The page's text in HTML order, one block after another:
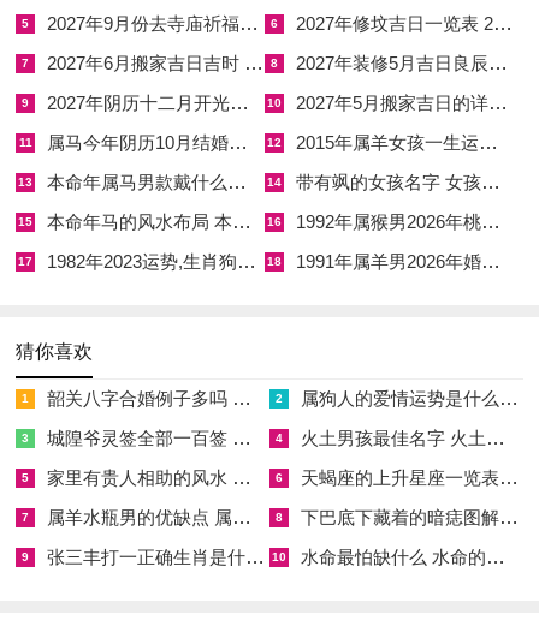
富贵险中求之象，需付出极大心力。
在财运上比肩夺财之应尤为明显。丙午之火，猛烈而虚浮，主花
销巨大，财来难聚，进入丙申、丁酉月金财显露，看似商机无
限，实则丙丁火比劫高悬于天干，正是「财露遭劫」之局，投
资、投机之事，易因一时冲动或朋友怂恿而致亏损。
若命局有强土通关。即火生土，土生金，形成食伤生财之格，则
反能将竞争之烈度转化为创意之产能，以技艺、口才、产品变
阁九艳利贵手链，以增贵人缘，转化人脉为财脉。
感情六亲：火炎水涸与桃花暗伏之缘起缘灭
午火为四正桃花之一。丙午流年属马者桃花星入命，但伴有自刑
己反复无常而错失；已有伴侣者，常为过往旧事重提，言语如
5 2027年9月份去寺庙祈福的日子 2027年5月去寺庙吉日一览表 6 2027年修坟吉日一览表 2027年农历2月修坟吉日一览表
7 2027年6月搬家吉日吉时 2027年农历6月搬家吉日一览表 8 2027年装修5月吉日良辰查询表 2027年农历5月装修吉日一览表
9 2027年阴历十二月开光吉日 2027年12月开光吉日一览表 10 2027年5月搬家吉日的详细解释 2027年5月搬家吉日吉时查询
11 属马今年阴历10月结婚好吗 属马还有几年本命年结婚呢好吗 12 2015年属羊女孩一生运势 2015年属羊女2026年健康运好吗
13 本命年属马男款戴什么财神 本命年属马男士戴什么好一点 14 带有飒的女孩名字 女孩取名字带飒字有什么名字好听
15 本命年马的风水布局 本命年马的佛像怎么摆放 16 1992年属猴男2026年桃花运 1992年属猴男2026年感情运如何
17 1982年2023运势,生肖狗1982年2023运势 18 1991年属羊男2026年婚姻运势 1991年属羊男2026年感情运如何
猜你喜欢
1 韶关八字合婚例子多吗 韶关八字测风水 2 属狗人的爱情运势是什么意思 属狗的人爱情观
3 城隍爷灵签全部一百签 城隍爷灵签解签大全 4 火土男孩最佳名字 火土属性的字男孩名字有哪些
5 家里有贵人相助的风水 家里有贵人是什么意思 6 天蝎座的上升星座一览表 天蝎座的上升星座查询
7 属羊水瓶男的优缺点 属羊水瓶座男生性格爱情观 8 下巴底下藏着的暗痣图解 下巴尖底下有痣代表什么
9 张三丰打一正确生肖是什么意思 张三丰是指什么生肖 10 水命最怕缺什么 水命的人忌什么